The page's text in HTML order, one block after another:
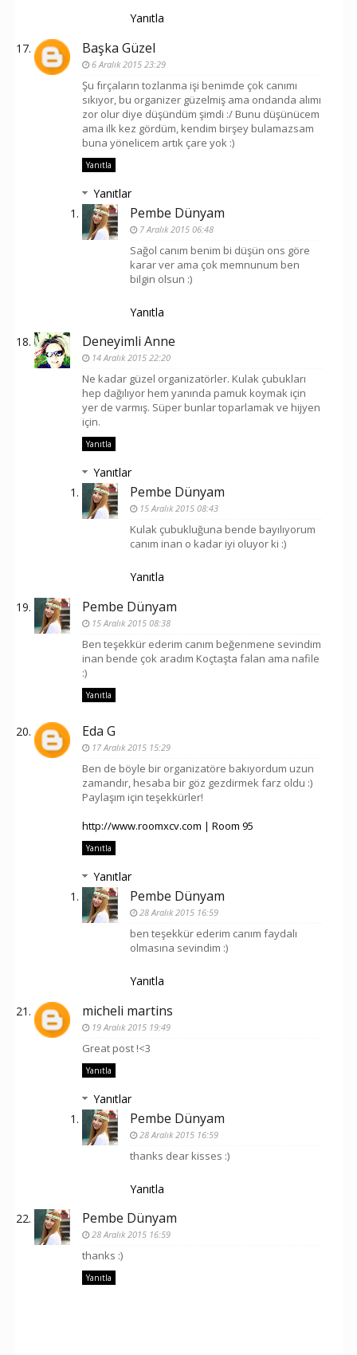
Yanıtla
Başka Güzel
6 Aralık 2015 23:29
Şu fırçaların tozlanma işi benimde çok canımı
sıkıyor, bu organizer güzelmiş ama ondanda alımı
zor olur diye düşündüm şimdi :/ Bunu düşünücem
ama ilk kez gördüm, kendim birşey bulamazsam
buna yönelicem artık çare yok :)
Yanıtla
Yanıtlar
Pembe Dünyam
7 Aralık 2015 06:48
Sağol canım benim bi düşün ons göre
karar ver ama çok memnunum ben
bilgin olsun :)
Yanıtla
Deneyimli Anne
14 Aralık 2015 22:20
Ne kadar güzel organizatörler. Kulak çubukları
hep dağılıyor hem yanında pamuk koymak için
yer de varmış. Süper bunlar toparlamak ve hijyen
için.
Yanıtla
Yanıtlar
Pembe Dünyam
15 Aralık 2015 08:43
Kulak çubukluğuna bende bayılıyorum
canım inan o kadar iyi oluyor ki :)
Yanıtla
Pembe Dünyam
15 Aralık 2015 08:38
Ben teşekkür ederim canım beğenmene sevindim
inan bende çok aradım Koçtaşta falan ama nafile
:)
Yanıtla
Eda G
17 Aralık 2015 15:29
Ben de böyle bir organizatöre bakıyordum uzun
zamandır, hesaba bir göz gezdirmek farz oldu :)
Paylaşım için teşekkürler!
http://www.roomxcv.com | Room 95
Yanıtla
Yanıtlar
Pembe Dünyam
28 Aralık 2015 16:59
ben teşekkür ederim canım faydalı
olmasına sevindim :)
Yanıtla
micheli martins
19 Aralık 2015 19:49
Great post !<3
Yanıtla
Yanıtlar
Pembe Dünyam
28 Aralık 2015 16:59
thanks dear kisses :)
Yanıtla
Pembe Dünyam
28 Aralık 2015 16:59
thanks :)
Yanıtla